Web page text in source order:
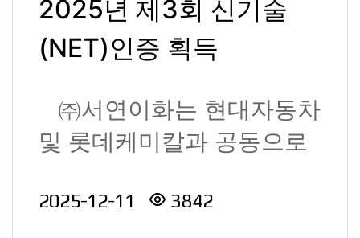
2025년 제3회 신기술
(NET)인증 획득
㈜서연이화는 현대자동차
및 롯데케미칼과 공동으로
2025-12-11 3842